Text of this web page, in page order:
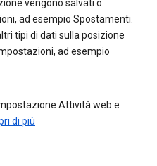
vengono salvati o
ad esempio Spostamenti.
tipi di dati sulla posizione
ad esempio
Attività web e
di più